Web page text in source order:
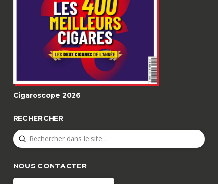
Cigaroscope 2026
RECHERCHER
Search
Submit
NOUS CONTACTER